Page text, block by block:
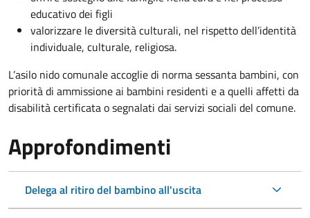
educativo dei figli
valorizzare le diversità culturali, nel rispetto dell’identità
individuale, culturale, religiosa.
L’asilo nido comunale accoglie di norma sessanta bambini, con
priorità di ammissione ai bambini residenti e a quelli affetti da
disabilità certificata o segnalati dai servizi sociali del comune.
Approfondimenti
Delega al ritiro del bambino all'uscita